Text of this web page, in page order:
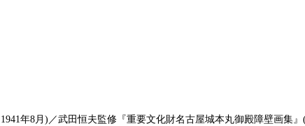
年8月)／武田恒夫監修『重要文化財名古屋城本丸御殿障壁画集